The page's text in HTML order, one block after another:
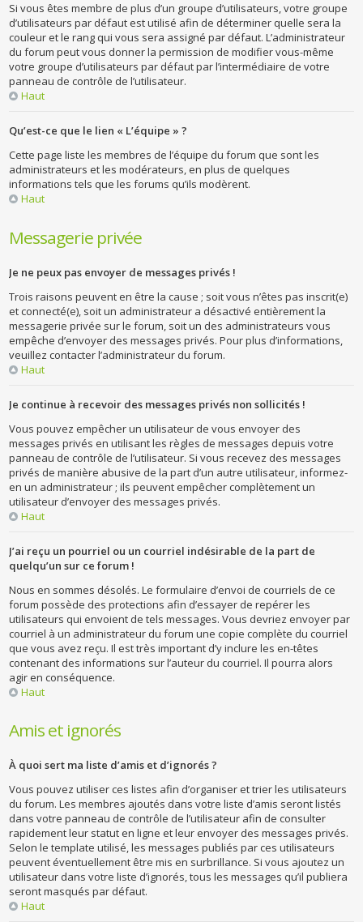
Si vous êtes membre de plus d’un groupe d’utilisateurs, votre groupe
d’utilisateurs par défaut est utilisé afin de déterminer quelle sera la
couleur et le rang qui vous sera assigné par défaut. L’administrateur
du forum peut vous donner la permission de modifier vous-même
votre groupe d’utilisateurs par défaut par l’intermédiaire de votre
panneau de contrôle de l’utilisateur.
Haut
Qu’est-ce que le lien « L’équipe » ?
Cette page liste les membres de l’équipe du forum que sont les
administrateurs et les modérateurs, en plus de quelques
informations tels que les forums qu’ils modèrent.
Haut
Messagerie privée
Je ne peux pas envoyer de messages privés !
Trois raisons peuvent en être la cause ; soit vous n’êtes pas inscrit(e)
et connecté(e), soit un administrateur a désactivé entièrement la
messagerie privée sur le forum, soit un des administrateurs vous
empêche d’envoyer des messages privés. Pour plus d’informations,
veuillez contacter l’administrateur du forum.
Haut
Je continue à recevoir des messages privés non sollicités !
Vous pouvez empêcher un utilisateur de vous envoyer des
messages privés en utilisant les règles de messages depuis votre
panneau de contrôle de l’utilisateur. Si vous recevez des messages
privés de manière abusive de la part d’un autre utilisateur, informez-
en un administrateur ; ils peuvent empêcher complètement un
utilisateur d’envoyer des messages privés.
Haut
J’ai reçu un pourriel ou un courriel indésirable de la part de
quelqu’un sur ce forum !
Nous en sommes désolés. Le formulaire d’envoi de courriels de ce
forum possède des protections afin d’essayer de repérer les
utilisateurs qui envoient de tels messages. Vous devriez envoyer par
courriel à un administrateur du forum une copie complète du courriel
que vous avez reçu. Il est très important d’y inclure les en-têtes
contenant des informations sur l’auteur du courriel. Il pourra alors
agir en conséquence.
Haut
Amis et ignorés
À quoi sert ma liste d’amis et d’ignorés ?
Vous pouvez utiliser ces listes afin d’organiser et trier les utilisateurs
du forum. Les membres ajoutés dans votre liste d’amis seront listés
dans votre panneau de contrôle de l’utilisateur afin de consulter
rapidement leur statut en ligne et leur envoyer des messages privés.
Selon le template utilisé, les messages publiés par ces utilisateurs
peuvent éventuellement être mis en surbrillance. Si vous ajoutez un
utilisateur dans votre liste d’ignorés, tous les messages qu’il publiera
seront masqués par défaut.
Haut